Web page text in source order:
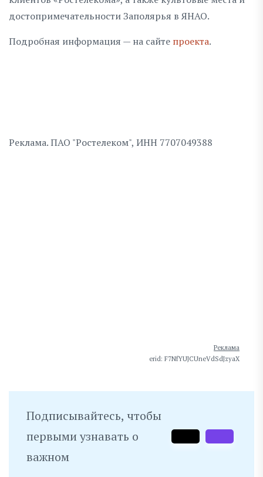
достопримечательности Заполярья в ЯНАО.
Подробная информация — на сайте проекта.
Реклама. ПАО "Ростелеком", ИНН 7707049388
Реклама
erid: F7NfYUJCUneVdSdJzyaX
Подписывайтесь, чтобы
первыми узнавать о
важном